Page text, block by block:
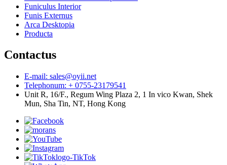
Funiculus Interior
Funis Externus
Arca Desktopia
Producta
Contactus
E-mail: sales@oyii.net
Telephonum: + 0755-23179541
Unit R, 16/F., Regum Wing Plaza 2, 1 In vico Kwan, Shek
Mun, Sha Tin, NT, Hong Kong